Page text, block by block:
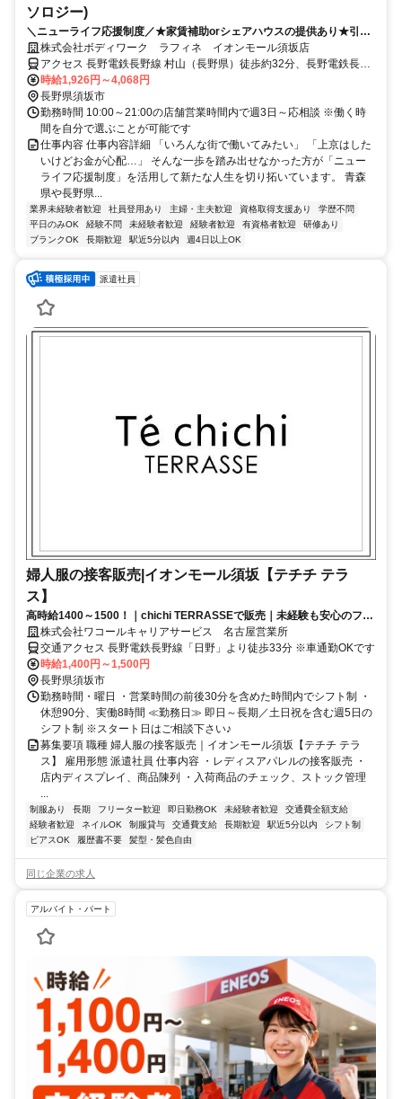
ソロジー)
＼ニューライフ応援制度／★家賃補助orシェアハウスの提供あり★引越
費用負担 新しい地で新しい人生を♪
株式会社ボディワーク ラフィネ イオンモール須坂店
アクセス 長野電鉄長野線 村山（長野県）徒歩約32分、長野電鉄長野
線 日野（長野県）徒歩約37分、長野電鉄長野線 柳原（長野県）徒歩
約52分 最寄駅：村山駅
時給1,926円～4,068円
長野県須坂市
勤務時間 10:00～21:00の店舗営業時間内で週3日～応相談 ※働く時
間を自分で選ぶことが可能です
仕事内容 仕事内容詳細 「いろんな街で働いてみたい」 「上京はした
いけどお金が心配…」 そんな一歩を踏み出せなかった方が「ニュー
ライフ応援制度」を活用して新たな人生を切り拓いています。 青森
県や長野県...
業界未経験者歓迎 社員登用あり 主婦・主夫歓迎 資格取得支援あり
学歴不問
平日のみOK
経験不問 未経験者歓迎 経験者歓迎 有資格者歓迎
研修あり
ブランクOK
長期歓迎 駅近5分以内 週4日以上OK
派遣社員
婦人服の接客販売|イオンモール須坂【テチチ テラ
ス】
高時給1400～1500！｜chichi TERRASSEで販売｜未経験も安心のフォ
ロー｜社割あり
株式会社ワコールキャリアサービス 名古屋営業所
交通アクセス 長野電鉄長野線「日野」より徒歩33分 ※車通勤OKです
時給1,400円～1,500円
長野県須坂市
勤務時間・曜日 ・営業時間の前後30分を含めた時間内でシフト制 ・
休憩90分、実働8時間 ≪勤務日≫ 即日～長期／土日祝を含む週5日の
シフト制 ※スタート日はご相談下さい♪
募集要項 職種 婦人服の接客販売｜イオンモール須坂【テチチ テラ
ス】 雇用形態 派遣社員 仕事内容 ・レディスアパレルの接客販売 ・
店内ディスプレイ、商品陳列 ・入荷商品のチェック、ストック管理
...
制服あり 長期 フリーター歓迎 即日勤務OK 未経験者歓迎
交通費全額支給
経験者歓迎
ネイルOK 制服貸与 交通費支給 長期歓迎 駅近5分以内
シフト制
ピアスOK
履歴書不要 髪型・髪色自由
同じ企業の求人
アルバイト・パート